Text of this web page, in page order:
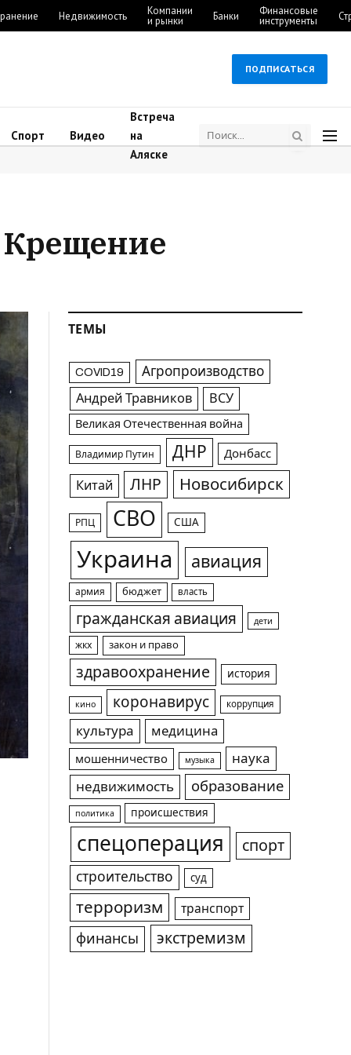
Недвижимость Компании
и рынки Банки Финансовые
инструменты
ПОДПИСАТЬСЯ
Спорт Видео
Встреча
на
Аляске
Крещение
ТЕМЫ
COVID19 Агропроизводство
Андрей Травников ВСУ
Великая Отечественная война
Владимир Путин ДНР Донбасс
Китай ЛНР Новосибирск
РПЦ СВО США
Украина авиация
армия бюджет власть
гражданская авиация дети
жкх закон и право
здравоохранение история
кино коронавирус коррупция
культура медицина
мошенничество музыка
наука
недвижимость
образование
политика происшествия
спецоперация спорт
строительство суд
терроризм транспорт
финансы экстремизм